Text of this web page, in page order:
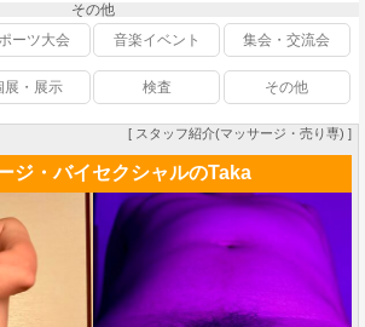
その他
ーツ大会 音楽イベント 集会・交流会
展・展示 検査 その他
[ スタッフ紹介(マッサージ・売り専) ]
ジ・バイセクシャルのTaka